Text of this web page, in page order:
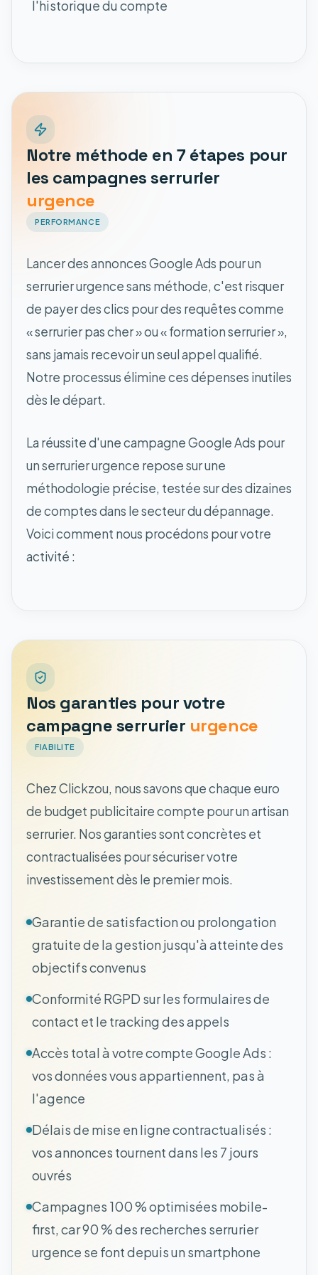
l'historique du compte
Notre méthode en 7 étapes pour
les campagnes serrurier
urgence
PERFORMANCE
Lancer des annonces Google Ads pour un
serrurier urgence sans méthode, c'est risquer
de payer des clics pour des requêtes comme
« serrurier pas cher » ou « formation serrurier »,
sans jamais recevoir un seul appel qualifié.
Notre processus élimine ces dépenses inutiles
dès le départ.
La réussite d'une campagne Google Ads pour
un serrurier urgence repose sur une
méthodologie précise, testée sur des dizaines
de comptes dans le secteur du dépannage.
Voici comment nous procédons pour votre
activité :
Nos garanties pour votre
campagne serrurier urgence
FIABILITE
Chez Clickzou, nous savons que chaque euro
de budget publicitaire compte pour un artisan
serrurier. Nos garanties sont concrètes et
contractualisées pour sécuriser votre
investissement dès le premier mois.
Garantie de satisfaction ou prolongation
gratuite de la gestion jusqu'à atteinte des
objectifs convenus
Conformité RGPD sur les formulaires de
contact et le tracking des appels
Accès total à votre compte Google Ads :
vos données vous appartiennent, pas à
l'agence
Délais de mise en ligne contractualisés :
vos annonces tournent dans les 7 jours
ouvrés
Campagnes 100 % optimisées mobile-
first, car 90 % des recherches serrurier
urgence se font depuis un smartphone